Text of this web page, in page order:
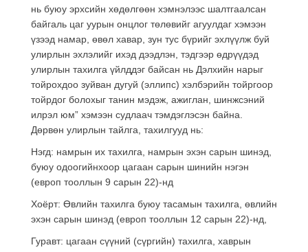
нь буюу эрхсийн хөдөлгөөн хэмнэлээс шалтгаалсан
байгаль цаг уурын онцлог төлөвийг агуулдаг хэмээн
үзээд намар, өвөл хавар, зун тус бүрийг эхлүүлж буй
улирлын эхлэлийг ихэд дээдлэн, тэдгээр өдрүүдэд
улирлын тахилга үйлддэг байсан нь Дэлхийн нарыг
тойрохдоо зуйван дугуй (эллипс) хэлбэрийн тойргоор
тойрдог болохыг танин мэдэж, ажиглан, шинжсэний
илрэл юм” хэмээн судлаач тэмдэглэсэн байна.
Дөрвөн улирлын тайлга, тахилгууд нь:
Нэгд: намрын их тахилга, намрын эхэн сарын шинэд,
буюу одоогийнхоор цагаан сарын шинийн нэгэн
(европ тооллын 9 сарын 22)-нд
Хоёрт: Өвлийн тахилга буюу тасамын тахилга, өвлийн
эхэн сарын шинэд (европ тооллын 12 сарын 22)-нд,
Гуравт: цагаан сүүний (сүргийн) тахилга, хаврын